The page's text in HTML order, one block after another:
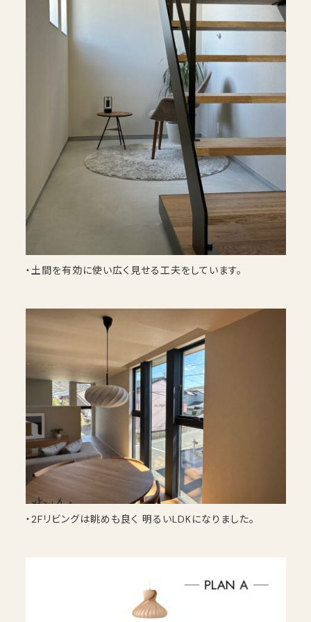
・土間を有効に使い広く見せる工夫をしています。
・2Fリビングは眺めも良く 明るいLDKになりました。